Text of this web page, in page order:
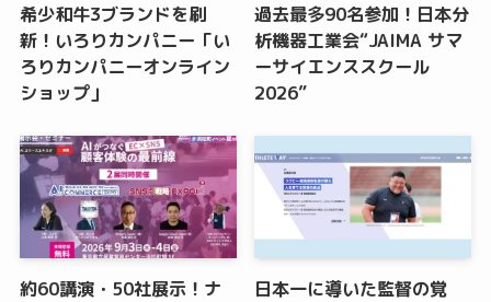
希少和牛3ブランドを刷
新！いろりカンパニー「い
ろりカンパニーオンライン
ショップ」
過去最多90名参加！日本分
析機器工業会“JAIMA サマ
ーサイエンススクール
2026”
約60講演・50社展示！ナ
日本一に導いた監督の覚